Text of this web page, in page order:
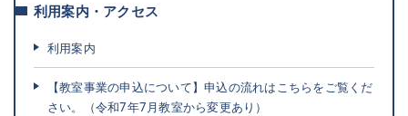
利用案内・アクセス
利用案内
【教室事業の申込について】申込の流れはこちらをご覧くだ
さい。（令和7年7月教室から変更あり）